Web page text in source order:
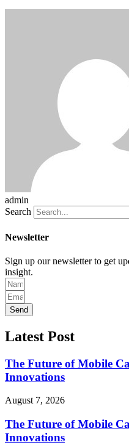
admin
Search
Newsletter
Sign up our newsletter to get
insight.
Send
Latest Post
The Future of Mobile
Innovations
August 7, 2026
The Future of Mobile
Innovations